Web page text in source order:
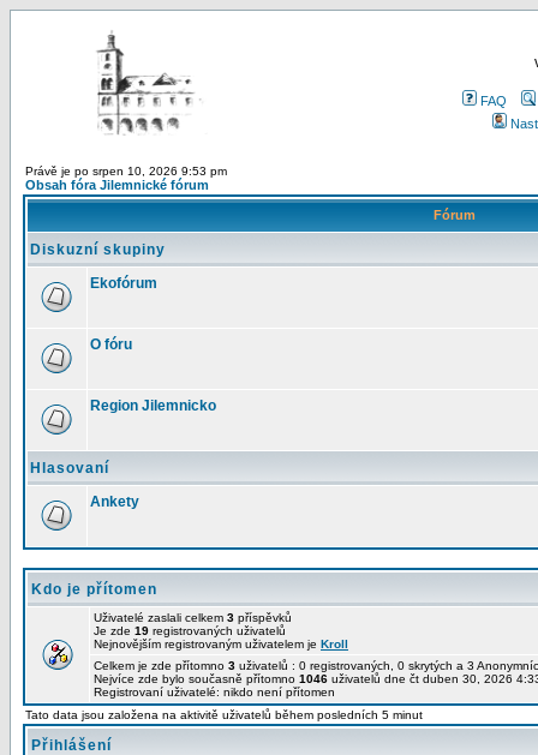
FAQ
Právě je po srpen 10, 2026 9:53 pm
Obsah fóra Jilemnické fórum
Fórum
Diskuzní skupiny
Ekofórum
O fóru
Region Jilemnicko
Hlasovaní
Ankety
Kdo je přítomen
Uživatelé zaslali celkem 3 příspěvků
Je zde 19 registrovaných uživatelů
Nejnovějším registrovaným uživatelem je Kroll
Celkem je zde přítomno 3 uživatelů : 0 registrovaných, 0 skrytých a 3
Nejvíce zde bylo současně přítomno 1046 uživatelů dne čt duben 30, 2026
Registrovaní uživatelé: nikdo není přítomen
Tato data jsou založena na aktivitě uživatelů během posledních 5 minut
Přihlášení